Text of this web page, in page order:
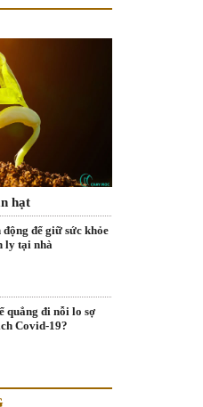
hạt
để giữ sức khỏe
ly tại nhà
quẳng đi nỗi lo sợ
Covid-19?